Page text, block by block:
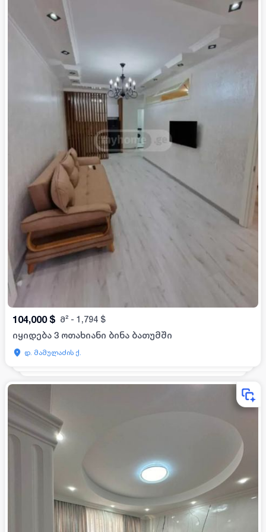
104,000 $ მ² - 1,794 $
იყიდება 3 ოთახიანი ბინა ბათუმში
დ. მამულაძის ქ.